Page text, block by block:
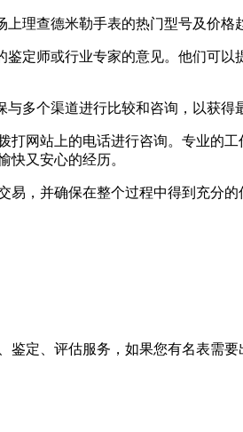
理查德米勒手表的热门型号及价格
定师或行业专家的意见。他们可
多个渠道进行比较和咨询，以获得
网站上的电话进行咨询。专业的
快又安心的经历。
，并确保在整个过程中得到充分
定、评估服务，如果您有名表需要